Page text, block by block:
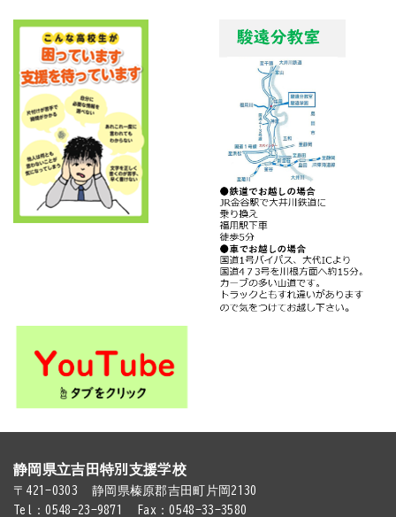
静岡県立吉田特別支援学校
〒421-0303
静岡県榛原郡吉田町片岡2130
Tel：0548-23-9871
Fax：0548-33-3580